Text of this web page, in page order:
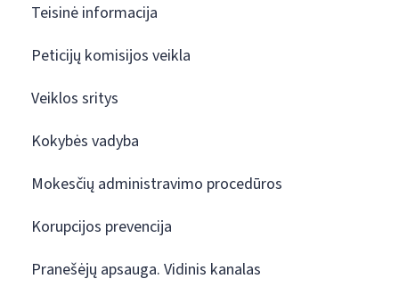
Teisinė informacija
Peticijų komisijos veikla
Veiklos sritys
Kokybės vadyba
Mokesčių administravimo procedūros
Korupcijos prevencija
Pranešėjų apsauga. Vidinis kanalas